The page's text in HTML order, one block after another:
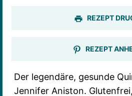
REZEPT
REZEPT
Der legendäre, gesunde
Jennifer Aniston.